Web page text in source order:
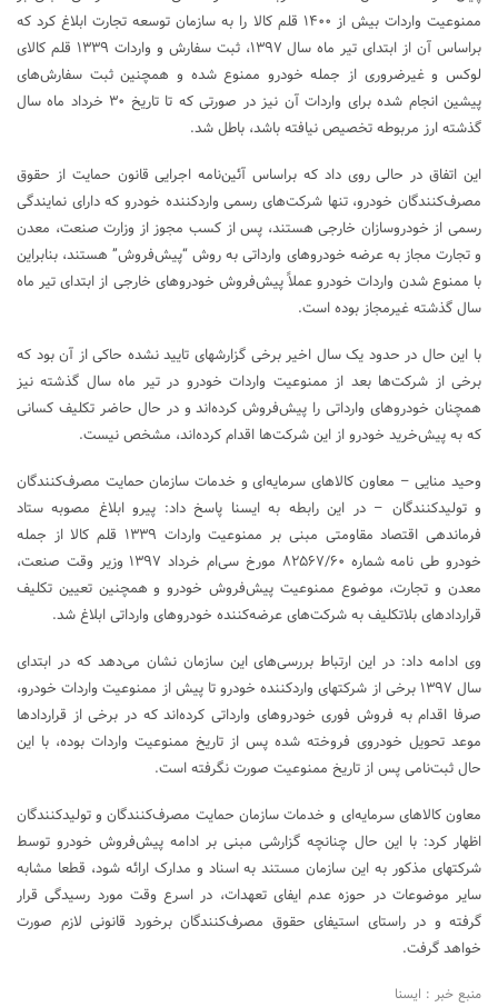
ممنوعیت واردات بیش از ۱۴۰۰ قلم کالا را به سازمان توسعه تجارت ابلاغ کرد که
براساس آن از ابتدای تیر ماه سال ۱۳۹۷، ثبت سفارش و واردات ۱۳۳۹ قلم کالای
لوکس و غیرضروری از جمله خودرو ممنوع شده و همچنین ثبت سفارش‌های
پیشین انجام شده برای واردات آن نیز در صورتی که تا تاریخ ۳۰ خرداد ماه سال
گذشته ارز مربوطه تخصیص نیافته باشد، باطل شد.
این اتفاق در حالی روی داد که براساس آئین‌نامه اجرایی قانون حمایت از حقوق
مصرف‌کنندگان خودرو، تنها شرکت‌های رسمی واردکننده خودرو که دارای نمایندگی
رسمی از خودروسازان خارجی هستند، پس از کسب مجوز از وزارت صنعت، معدن
و تجارت مجاز به عرضه خودروهای وارداتی به روش “پیش‌فروش” هستند، بنابراین
با ممنوع شدن واردات خودرو عملاً پیش‌فروش خودروهای خارجی از ابتدای تیر ماه
سال گذشته غیرمجاز بوده است.
با این حال در حدود یک سال اخیر برخی گزارشهای تایید نشده حاکی از آن بود که
برخی از شرکت‌ها بعد از ممنوعیت واردات خودرو در تیر ماه سال گذشته نیز
همچنان خودروهای وارداتی را پیش‌فروش کرده‌اند و در حال حاضر تکلیف کسانی
که به پیش‌خرید خودرو از این شرکت‌ها اقدام کرده‌اند، مشخص نیست.
وحید منایی – معاون کالاهای سرمایه‌ای و خدمات سازمان حمایت مصرف‌کنندگان
و تولیدکنندگان – در این رابطه به ایسنا پاسخ داد: پیرو ابلاغ مصوبه ستاد
فرماندهی اقتصاد مقاومتی مبنی بر ممنوعیت واردات ۱۳۳۹ قلم کالا از جمله
خودرو طی نامه شماره ۸۲۵۶۷/۶۰ مورخ سی‌ام خرداد ۱۳۹۷ وزیر وقت صنعت،
معدن و تجارت، موضوع ممنوعیت پیش‌فروش خودرو و همچنین تعیین تکلیف
قراردادهای بلاتکلیف به شرکت‌های عرضه‌کننده خودروهای وارداتی ابلاغ شد.
وی ادامه داد: در این ارتباط بررسی‌های این سازمان نشان می‌دهد که در ابتدای
سال ۱۳۹۷ برخی از شرکتهای واردکننده خودرو تا پیش از ممنوعیت واردات خودرو،
صرفا اقدام به فروش فوری خودروهای وارداتی کرده‌اند که در برخی از قراردادها
موعد تحویل خودروی فروخته شده پس از تاریخ ممنوعیت واردات بوده، با این
حال ثبت‌نامی پس از تاریخ ممنوعیت صورت نگرفته است.
معاون کالاهای سرمایه‌ای و خدمات سازمان حمایت مصرف‌کنندگان و تولیدکنندگان
اظهار کرد: با این حال چنانچه گزارشی مبنی بر ادامه پیش‌فروش خودرو توسط
شرکتهای مذکور به این سازمان مستند به اسناد و مدارک ارائه شود، قطعا مشابه
سایر موضوعات در حوزه عدم ایفای تعهدات، در اسرع وقت مورد رسیدگی قرار
گرفته و در راستای استیفای حقوق مصرف‌کنندگان برخورد قانونی لازم صورت
خواهد گرفت.
منبع خبر : ایسنا